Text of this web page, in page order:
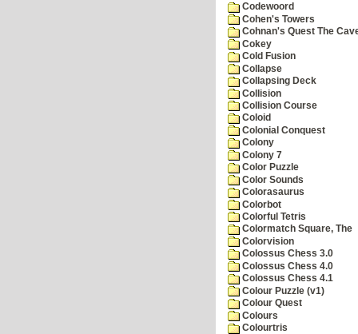
Codewoord
Cohen's Towers
Cohnan's Quest The
Cokey
Cold Fusion
Collapse
Collapsing Deck
Collision
Collision Course
Coloid
Colonial Conquest
Colony
Colony 7
Color Puzzle
Color Sounds
Colorasaurus
Colorbot
Colorful Tetris
Colormatch Square, The
Colorvision
Colossus Chess 3.0
Colossus Chess 4.0
Colossus Chess 4.1
Colour Puzzle (v1)
Colour Quest
Colours
Colourtris